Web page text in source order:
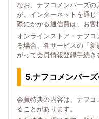
なお、ナフコメンバーズ
が、インターネットを通
際にかかる通信費は、お客
オンラインストア・ナフ
る場合、各サービスの「
がって会員情報登録手続き
5.ナフコメンバー
会員特典の内容は、ナフ
ることがあります。